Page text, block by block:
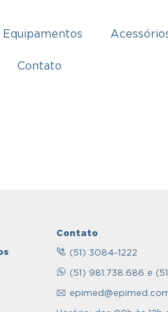
Equipamentos
Contato
Contato
(51) 3084-1222
(51) 981.738.686 e